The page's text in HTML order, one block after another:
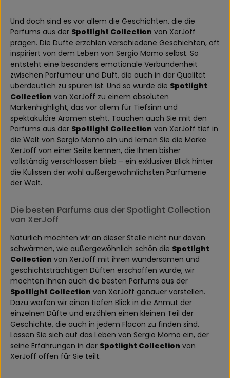
Und doch sind es vor allem die Geschichten, die die
Parfums aus der Spotlight Collection von XerJoff
prägen. Die Düfte erzählen verschiedene Geschichten, oft
inspiriert von dem Leben von Sergio Momo selbst. So
entsteht eine besonders emotionale Verbundenheit
zwischen Parfümeur und Duft, die auch in der Qualität
überdeutlich zu spüren ist. Und so wurde die Spotlight
Collection von XerJoff zu einem absoluten
Markenhighlight, das vor allem für Tiefsinn und
spektakuläre Aromen steht. Tauchen auch Sie mit den
Parfums aus der Spotlight Collection von XerJoff tief in
die Welt von Sergio Momo ein und lernen Sie die Marke
XerJoff von einer Seite kennen, die Ihnen bisher
vollständig verschlossen blieb – ein exklusiver Blick hinter
die Kulissen der wohl außergewöhnlichsten Parfümerie
der Welt.
Die besten Parfums aus der Spotlight Collection
von XerJoff
Natürlich möchten wir an dieser Stelle nicht nur davon
schwärmen, wie außergewöhnlich schön die Spotlight
Collection von XerJoff mit ihren wundersamen und
geschichtsträchtigen Düften erschaffen wurde, wir
möchten Ihnen auch die besten Parfums aus der
Spotlight Collection von XerJoff genauer vorstellen.
Dazu werfen wir einen tiefen Blick in die Anmut der
einzelnen Düfte und erzählen einen kleinen Teil der
Geschichte, die auch in jedem Flacon zu finden sind.
Lassen Sie sich auf das Leben von Sergio Momo ein, der
seine Erfahrungen in der Spotlight Collection von
XerJoff offen für Sie teilt.